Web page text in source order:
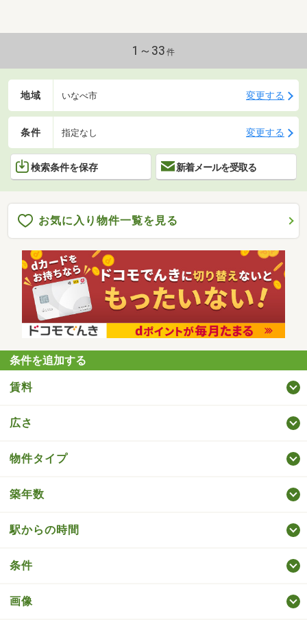
1～33 件
地域 いなべ市 変更する
条件 指定なし 変更する
検索条件を保存 新着メールを受取る
お気に入り物件一覧を見る
条件を追加する
賃料
広さ
物件タイプ
築年数
駅からの時間
条件
画像